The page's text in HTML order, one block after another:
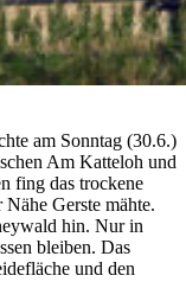
am Sonntag (30.6.)
Am Katteloh und
fing das trockene
Gerste mähte.
hin. Nur in
bleiben. Das
und den